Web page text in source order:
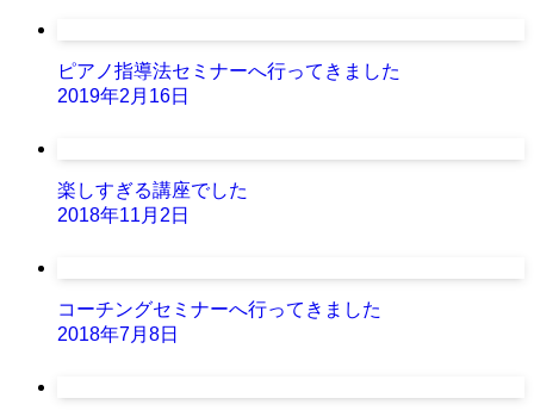
ピアノ指導法セミナーへ行ってきました
2019年2月16日
楽しすぎる講座でした
2018年11月2日
コーチングセミナーへ行ってきました
2018年7月8日